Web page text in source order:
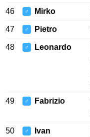
46 ♂ Mirko
47 ♂ Pietro
48 ♂ Leonardo
49 ♂ Fabrizio
50 ♂ Ivan